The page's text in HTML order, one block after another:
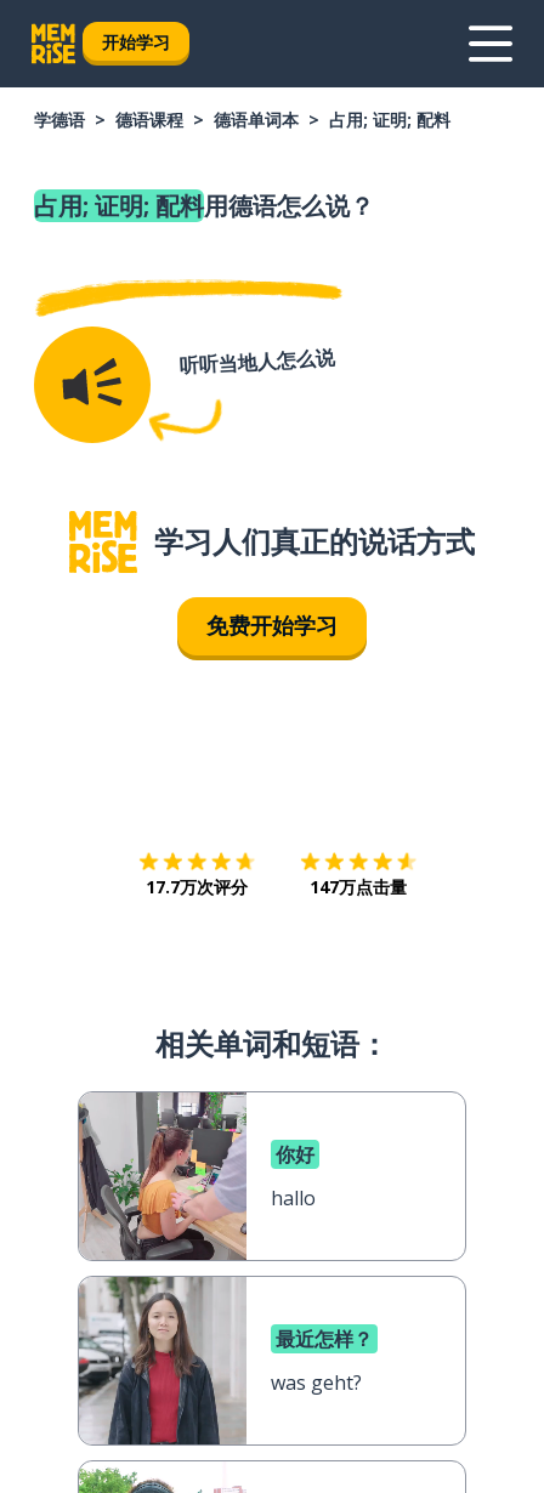
开始学习
学德语 德语课程 德语单词本 占用; 证明; 配料
占用; 证明; 配料用德语怎么说？
听听当地人怎么说
学习人们真正的说话方式
免费开始学习
17.7万次评分 147万点击量
相关单词和短语：
你好
hallo
最近怎样？
was geht?